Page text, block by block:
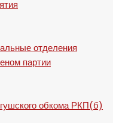
отделения
партии
обкома РКП(б)